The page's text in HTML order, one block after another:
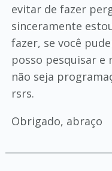
evitar de fazer
sinceramente
fazer, se você
posso pesquisar e
não seja
rsrs.
Obrigado, abraço